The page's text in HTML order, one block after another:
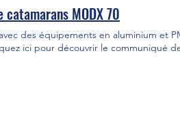
MODX 70
des équipements en aluminium et
ici pour découvrir le communiqué